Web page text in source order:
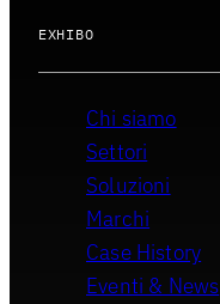
EXHIBO
Chi siamo
Settori
Soluzioni
Marchi
Case History
Eventi & News